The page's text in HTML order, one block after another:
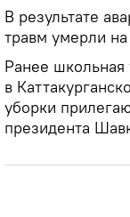
В результате
травм умерли
Ранее школьная
в
уборки
президента